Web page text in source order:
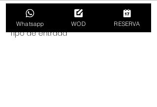
Venta finalizada
Tipo de entrada
Whatsapp WOD RESERVA